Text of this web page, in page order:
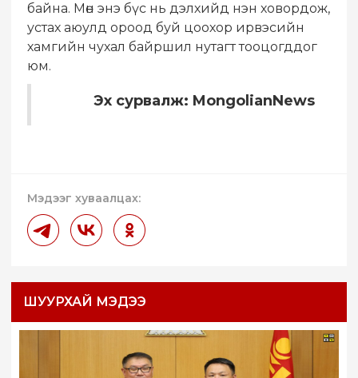
байна. Мөн энэ бүс нь дэлхийд нэн ховордож,
устах аюулд ороод буй цоохор ирвэсийн
хамгийн чухал байршил нутагт тооцогддог
юм.
Эх сурвалж: MongolianNews
Мэдээг хуваалцах:
ШУУРХАЙ МЭДЭЭ